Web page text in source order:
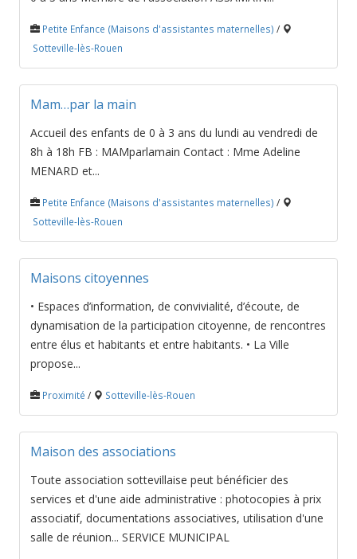
Petite Enfance (Maisons d'assistantes maternelles) /
Sotteville-lès-Rouen
Mam…par la main
Accueil des enfants de 0 à 3 ans du lundi au vendredi de
8h à 18h FB : MAMparlamain Contact : Mme Adeline
MENARD et...
Petite Enfance (Maisons d'assistantes maternelles) /
Sotteville-lès-Rouen
Maisons citoyennes
• Espaces d’information, de convivialité, d’écoute, de
dynamisation de la participation citoyenne, de rencontres
entre élus et habitants et entre habitants. • La Ville
propose...
Proximité / Sotteville-lès-Rouen
Maison des associations
Toute association sottevillaise peut bénéficier des
services et d'une aide administrative : photocopies à prix
associatif, documentations associatives, utilisation d'une
salle de réunion... SERVICE MUNICIPAL